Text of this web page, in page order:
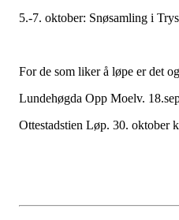
5.-7. oktober: Snøsamling i
For de som liker å løpe er det
Lundehøgda Opp Moelv.
Ottestadstien Løp. 30. oktober